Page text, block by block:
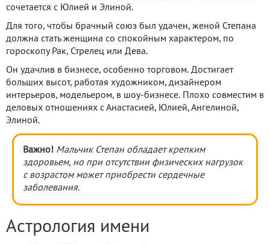
сочетается с Юлией и Элиной.
Для того, чтобы брачный союз был удачен, женой Степана
должна стать женщина со спокойным характером, по
гороскопу Рак, Стрелец или Дева.
Он удачлив в бизнесе, особенно торговом. Достигает
больших высот, работая художником, дизайнером
интерьеров, модельером, в шоу-бизнесе. Плохо совместим в
деловых отношениях с Анастасией, Юлией, Ангелиной,
Элиной.
Важно! Мальчик Степан обладает крепким
здоровьем, но при отсутствии физических нагрузок
с возрастом может приобрести сердечные
заболевания.
Астрология имени